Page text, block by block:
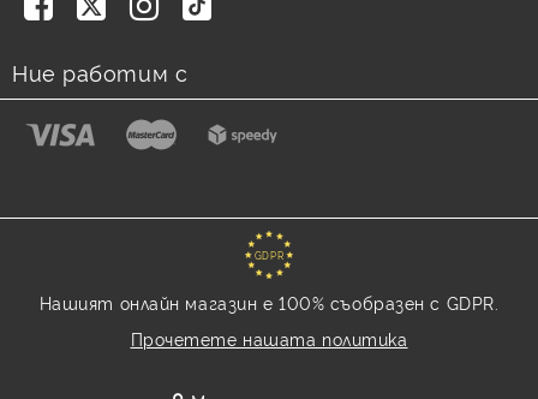
Ние работим с
GDPR
Нашият онлайн магазин е 100% съобразен с GDPR.
Прочетете нашата политика